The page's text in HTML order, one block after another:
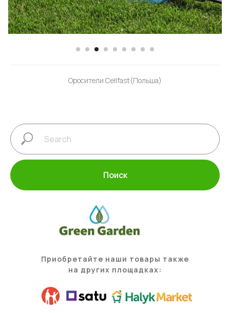
Оросители Cellfast(Польша)
Поиск
Приобретайте наши товары также
на других площадках: